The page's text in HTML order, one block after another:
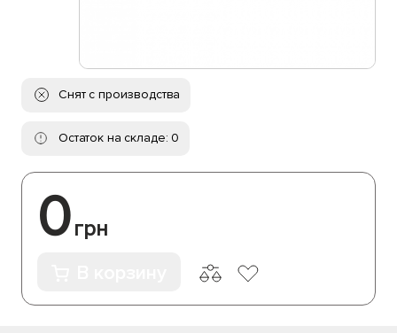
Снят с производства
Остаток на складе: 0
0грн